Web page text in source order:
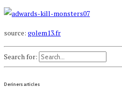
source: golem13.fr
Search for:
Deriners articles